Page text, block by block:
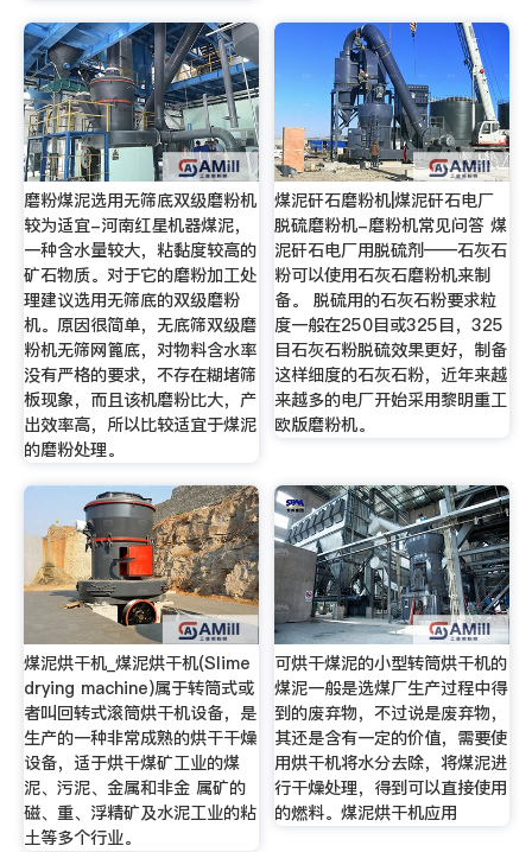
磨粉煤泥选用无筛底双级磨粉机
较为适宜-河南红星机器煤泥，
一种含水量较大，粘黏度较高的
矿石物质。对于它的磨粉加工处
理建议选用无筛底的双级磨粉
机。原因很简单，无底筛双级磨
粉机无筛网篦底，对物料含水率
没有严格的要求，不存在糊堵筛
板现象，而且该机磨粉比大，产
出效率高，所以比较适宜于煤泥
的磨粉处理。
煤泥矸石磨粉机|煤泥矸石电厂
脱硫磨粉机-磨粉机常见问答 煤
泥矸石电厂用脱硫剂——石灰石
粉可以使用石灰石磨粉机来制
备。 脱硫用的石灰石粉要求粒
度一般在250目或325目，325
目石灰石粉脱硫效果更好，制备
这样细度的石灰石粉，近年来越
来越多的电厂开始采用黎明重工
欧版磨粉机。
煤泥烘干机_煤泥烘干机(Slime
drying machine)属于转筒式或
者叫回转式滚筒烘干机设备，是
生产的一种非常成熟的烘干干燥
设备，适于烘干煤矿工业的煤
泥、污泥、金属和非金 属矿的
磁、重、浮精矿及水泥工业的粘
土等多个行业。
可烘干煤泥的小型转筒烘干机的
煤泥一般是选煤厂生产过程中得
到的废弃物，不过说是废弃物，
其还是含有一定的价值，需要使
用烘干机将水分去除，将煤泥进
行干燥处理，得到可以直接使用
的燃料。煤泥烘干机应用